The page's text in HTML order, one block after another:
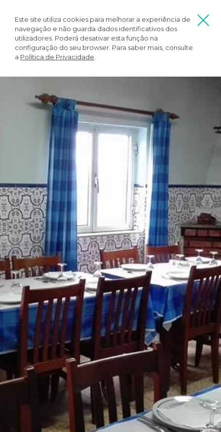
Este site utiliza cookies para melhorar a experiência de
navegação e não guarda dados identificativos dos
utilizadores. Poderá desativar esta função na
configuração do seu browser. Para saber mais, consulte
a Política de Privacidade